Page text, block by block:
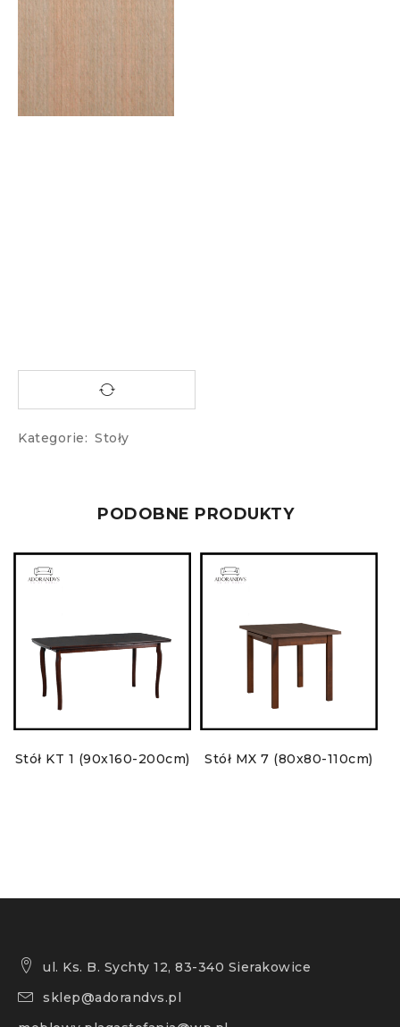
Kategorie: Stoły
PODOBNE PRODUKTY
Stół KT 1 (90x160-200cm) Stół MX 7 (80x80-110cm)
ul. Ks. B. Sychty 12, 83-340 Sierakowice
sklep@adorandvs.pl